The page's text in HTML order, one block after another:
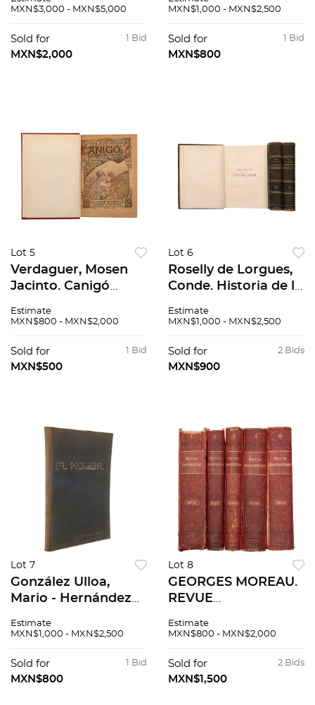
Hamish Hamilton,
edición británica.
Traducción de Justin
MXN$3,000 - MXN$5,000
1 Bid
Sold for
MXN$2,000
Discursos Varios
Conocimiento y
Enseñanza. Madrid:
MXN$1,000 - MXN$2,500
1 Bid
Sold for
MXN$800
Lot 5
Verdaguer, Mosen
Jacinto. Canigó
del Tiempo de la
Imprenta de
Fortanet, 1898.
Estimate
MXN$800 - MXN$2,000
1 Bid
Sold for
MXN$500
Lot 6
Roselly de Lorgues,
Conde. Historia de la
Cristóbal Colón.
Tomos I-III.
Ilustrados Piezas: 3.
Estimate
MXN$1,000 - MXN$2,500
2 Bids
Sold for
MXN$900
Lot 7
González Ulloa,
Mario - Hernández
Hombre. México:
de imprenta y ofset,
1963.
Estimate
MXN$1,000 - MXN$2,500
1 Bid
Sold for
MXN$800
Lot 8
GEORGES MOREAU.
REVUE
UNIVERSEL ET
ENCYCLOPÉDIQUE,
RECUEIL
Estimate
MXN$800 - MXN$2,000
2 Bids
Sold for
MXN$1,500